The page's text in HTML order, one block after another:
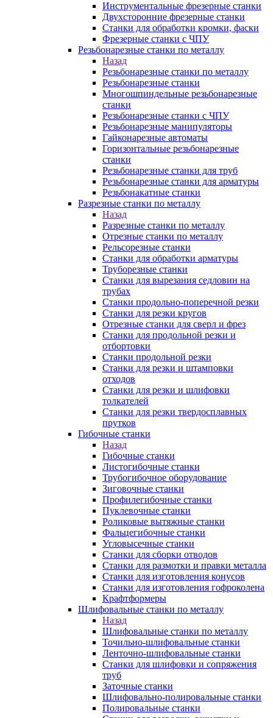
Инструментальные фрезерные станки
Двухсторонние фрезерные станки
Станки для обработки кромки, фаски
Фрезерные станки с ЧПУ
Резьбонарезные станки по металлу
Назад
Резьбонарезные станки по металлу
Резьбонарезные станки
Многошпиндельные резьбонарезные
станки
Резьбонарезные станки с ЧПУ
Резьбонарезные манипуляторы
Гайконарезные автоматы
Горизонтальные резьбонарезные
станки
Резьбонарезные станки для труб
Резьбонарезные станки для арматуры
Резьбонакатные станки
Разрезные станки по металлу
Назад
Разрезные станки по металлу
Отрезные станки по металлу
Рельсорезные станки
Станки для обработки арматуры
Труборезные станки
Станки для вырезания седловин на
трубаx
Станки продольно-поперечной резки
Станки для резки кругов
Отрезные станки для сверл и фрез
Станки для продольной резки и
отбортовки
Станки продольной резки
Станки для резки и штамповки
отходов
Станки для резки и шлифовки
толкателей
Станки для резки твердосплавных
прутков
Гибочные станки
Назад
Гибочные станки
Листогибочные станки
Трубогибочное оборудование
Зиговочные станки
Профилегибочные станки
Пуклевочные станки
Роликовые вытяжные станки
Фальцегибочные станки
Угловысечные станки
Станки для сборки отводов
Станки для размотки и правки металла
Станки для изготовления конусов
Станки для изготовления гофроколена
Крафтформеры
Шлифовальные станки по металлу
Назад
Шлифовальные станки по металлу
Точильно-шлифовальные станки
Ленточно-шлифовальные станки
Станки для шлифовки и сопряжения
труб
Заточные станки
Шлифовально-полировальные станки
Полировальные станки